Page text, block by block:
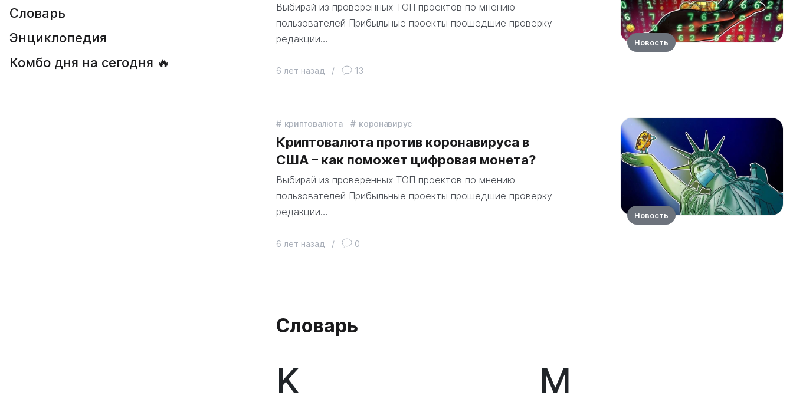
Словарь
Энциклопедия
Комбо дня на сегодня 🔥
Выбирай из проверенных ТОП проектов по мнению
пользователей Прибыльные проекты прошедшие проверку
редакции…
6 лет назад / 13
Новость
криптовалюта коронавирус
Криптовалюта против коронавируса в
США – как поможет цифровая монета?
Выбирай из проверенных ТОП проектов по мнению
пользователей Прибыльные проекты прошедшие проверку
редакции…
6 лет назад / 0
Новость
Словарь
K М